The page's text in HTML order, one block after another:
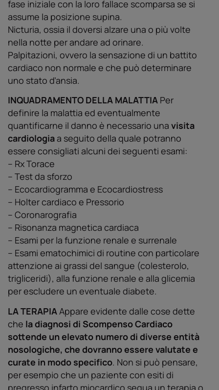
fase iniziale con la loro fallace scomparsa se si
assume la posizione supina.
Nicturia, ossia il doversi alzare una o più volte
nella notte per andare ad orinare.
Palpitazioni, ovvero la sensazione di un battito
cardiaco non normale e che può determinare
uno stato ďansia.
INQUADRAMENTO DELLA MALATTIA Per
definire la malattia ed eventualmente
quantificarne il danno è necessario una visita
cardiologiaa seguito della quale potranno
essere consigliati alcuni dei seguenti esami:
– Rx Torace
– Test da sforzo
– Ecocardiogramma e Ecocardiostress
– Holter cardiaco e Pressorio
– Coronarografia
– Risonanza magnetica cardiaca
– Esami per la funzione renale e surrenale
– Esami ematochimici di routine con particolare
attenzione ai grassi del sangue (colesterolo,
trigliceridi), alla funzione renale e alla glicemia
per escludere un eventuale diabete.
LA TERAPIA Appare evidente dalle cose dette
che la diagnosi di Scompenso Cardiaco
sottende un elevato numero di diverse entità
nosologiche, che dovranno essere valutate e
curate in modo specifico. Non si può pensare,
per esempio che un paziente con esiti di
pregresso infarto miocardico segua un terapia o